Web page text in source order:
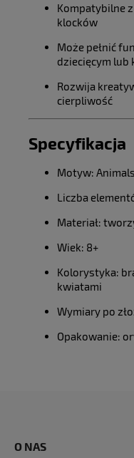
Kompatybilne
klocków
Może pełnić
dziecięcym lub
Rozwija
cierpliwość
Specyfikacja
Motyw:
Liczba
Materiał:
Wiek: 8+
Kolorystyka:
kwiatami
Wymiary po
Opakowanie:
O NAS